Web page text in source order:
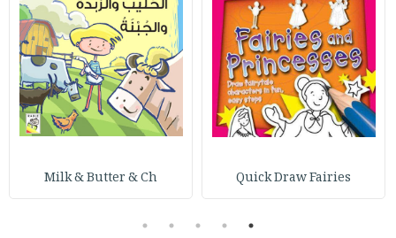
Quick Draw Fairies
Milk & Butter & Ch
1
2
3
4
5